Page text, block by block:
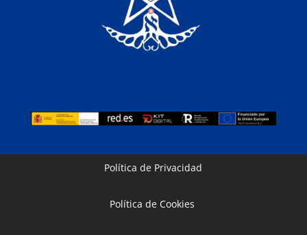
Política de Privacidad
Política de Cookies